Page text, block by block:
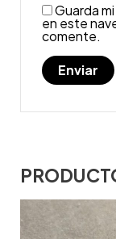
Guarda
en este
comente.